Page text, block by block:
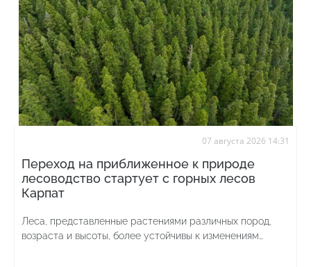
07 августа 2026 14:31
Переход на приближенное к природе
лесоводство стартует с горных лесов
Карпат
Леса, представленные растениями различных пород,
возраста и высоты, более устойчивы к изменениям